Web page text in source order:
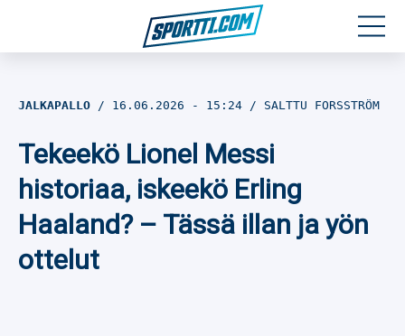
Jalkapallo
Yleisurheilu
Talviurheilu
JALKAPALLO 16.06.2026 - 15:24 SALTTU FORSSTRÖM
Tekeekö Lionel Messi
historiaa, iskeekö Erling
Haaland? – Tässä illan ja yön
ottelut